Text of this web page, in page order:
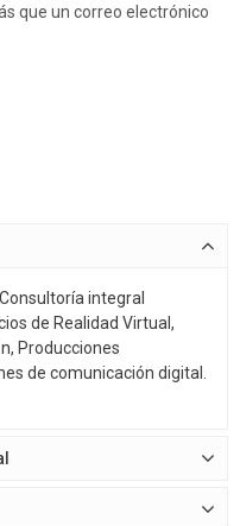
que un correo electrónico
integral
de Realidad Virtual,
Producciones
de comunicación digital.